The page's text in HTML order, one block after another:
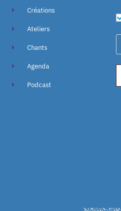
Créations
Ateliers
Chants
Agenda
Podcast